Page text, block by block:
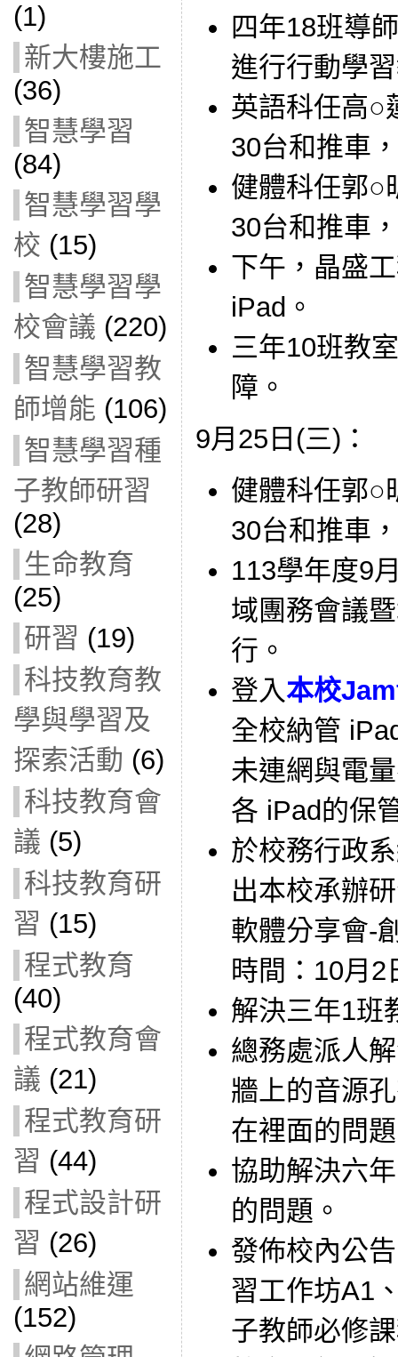
(1)
新大樓施工
(36)
智慧學習
(84)
智慧學習學
校 (15)
智慧學習學
校會議 (220)
智慧學習教
師增能 (106)
智慧學習種
子教師研習
(28)
生命教育
(25)
研習 (19)
科技教育教
學與學習及
探索活動 (6)
科技教育會
議 (5)
科技教育研
習 (15)
程式教育
(40)
程式教育會
議 (21)
程式教育研
習 (44)
程式設計研
習 (26)
網站維運
(152)
四年18班導
進行行動學
英語科任高○
30台和推車
健體科任郭○
30台和推車
下午，晶盛
iPad。
三年10班教
障。
9月25日(三)：
健體科任郭○
30台和推車
113學年度9
域團務會議
行。
登入本校
全校納管
未連網與電
各 iPad的保
於校務行政
出本校承辦
軟體分享會-
時間：10月2
解決三年1班
總務處派人
牆上的音源
在裡面的問
協助解決六
的問題。
發佈校內公
習工作坊A1
子教師必修